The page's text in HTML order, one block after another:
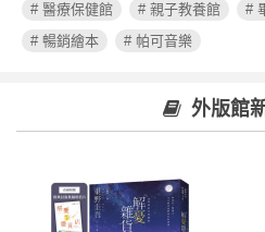
# 醫療保健館 # 親子教養館 #
# 暢銷繪本
# 帕可音樂
外版館